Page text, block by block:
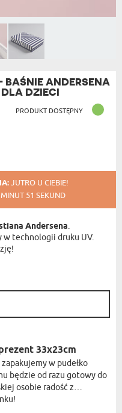
BAŚNIE ANDERSENA
DZIECI
PRODUKT DOSTĘPNY
JUTRO U CIEBIE!
51 SEKUND
Andersena.
w technologii druku UV.
33x23cm
w pudełko
będzie od razu gotowy do
osobie radość z